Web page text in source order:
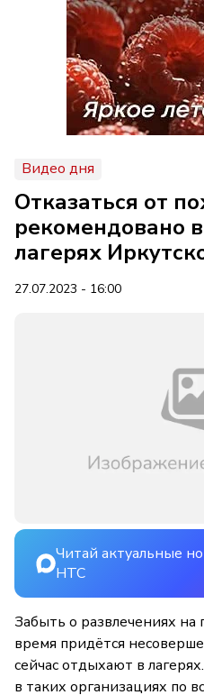
Видео дня
Отказаться от
рекомендовано
лагерях
27.07.2023 - 16:00
Читай актуальные
НТС
Забыть о развлечениях
время придётся
сейчас отдыхают в
в таких организациях по